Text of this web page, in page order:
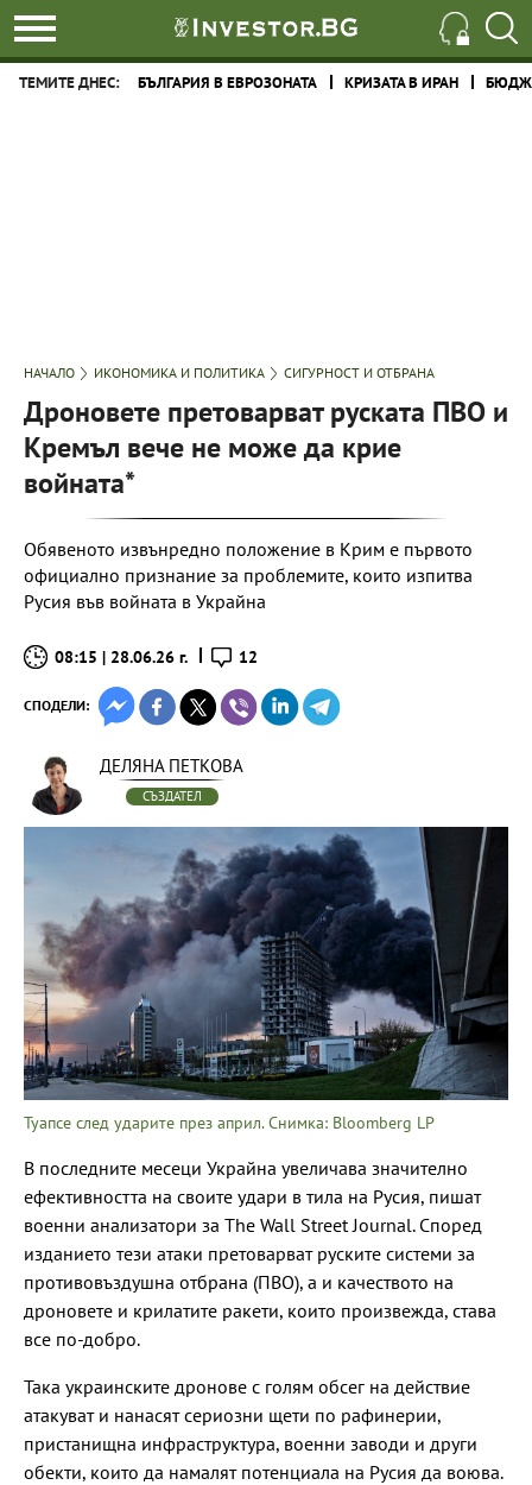
ТЕМИТЕ ДНЕС: БЪЛГАРИЯ В ЕВРОЗОНАТА КРИЗАТА В ИРАН
НАЧАЛО ИКОНОМИКА И ПОЛИТИКА СИГУРНОСТ И ОТБРАНА
Дроновете претоварват руската ПВО и
Кремъл вече не може да крие
войната*
Обявеното извънредно положение в Крим е първото
официално признание за проблемите, които изпитва
Русия във войната в Украйна
08:15 | 28.06.26 г. 12
СПОДЕЛИ:
ДЕЛЯНА ПЕТКОВА
СЪЗДАТЕЛ
Туапсе след ударите през април. Снимка: Bloomberg LP
В последните месеци Украйна увеличава значително
ефективността на своите удари в тила на Русия, пишат
военни анализатори за The Wall Street Journal. Според
изданието тези атаки претоварват руските системи за
противовъздушна отбрана (ПВО), а и качеството на
дроновете и крилатите ракети, които произвежда, става
все по-добро.
Така украинските дронове с голям обсег на действие
атакуват и нанасят сериозни щети по рафинерии,
пристанищна инфраструктура, военни заводи и други
обекти, които да намалят потенциала на Русия да воюва.